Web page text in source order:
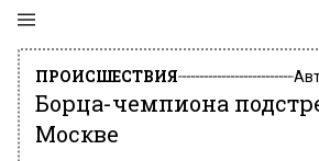
ПРОИСШЕСТВИЯ
Борца-чемпиона
Москве